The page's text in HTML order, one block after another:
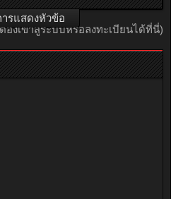
ารแสดงหัวข้อ
งเข้าสู่ระบบหรือลงทะเบียนได้ที่นี่)